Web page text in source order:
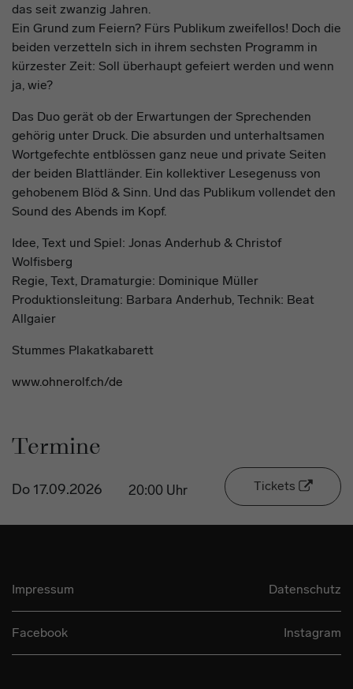
das seit zwanzig Jahren.
Ein Grund zum Feiern? Fürs Publikum zweifellos! Doch die
beiden verzetteln sich in ihrem sechsten Programm in
kürzester Zeit: Soll überhaupt gefeiert werden und wenn
ja, wie?
Das Duo gerät ob der Erwartungen der Sprechenden
gehörig unter Druck. Die absurden und unterhaltsamen
Wortgefechte entblössen ganz neue und private Seiten
der beiden Blattländer. Ein kollektiver Lesegenuss von
gehobenem Blöd & Sinn. Und das Publikum vollendet den
Sound des Abends im Kopf.
Idee, Text und Spiel: Jonas Anderhub & Christof
Wolfisberg
Regie, Text, Dramaturgie: Dominique Müller
Produktionsleitung: Barbara Anderhub, Technik: Beat
Allgaier
Stummes Plakatkabarett
www.ohnerolf.ch/de
Termine
Do 17.09.2026 20:00 Uhr Tickets
Impressum Datenschutz
Facebook Instagram